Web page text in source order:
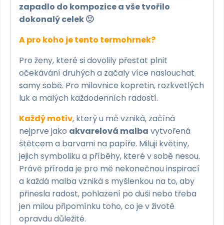
zapadlo do kompozice a vše tvořilo
dokonalý celek 🙂
A pro koho je tento termohrnek?
Pro ženy, které si dovolily přestat plnit
očekávání druhých a začaly více naslouchat
samy sobě. Pro milovnice kopretin, rozkvetlých
luk a malých každodenních radostí.
Každý motiv, který u mě vzniká, začíná
nejprve jako akvarelová malba vytvořená
štětcem a barvami na papíře. Miluji květiny,
jejich symboliku a příběhy, které v sobě nesou.
Právě příroda je pro mě nekonečnou inspirací
a každá malba vzniká s myšlenkou na to, aby
přinesla radost, pohlazení po duši nebo třeba
jen milou připomínku toho, co je v životě
opravdu důležité.